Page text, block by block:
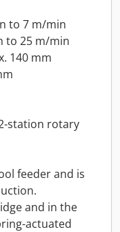
to 7 m/min
to 25 m/min
140 mm
station rotary
feeder and is
and in the
actuated